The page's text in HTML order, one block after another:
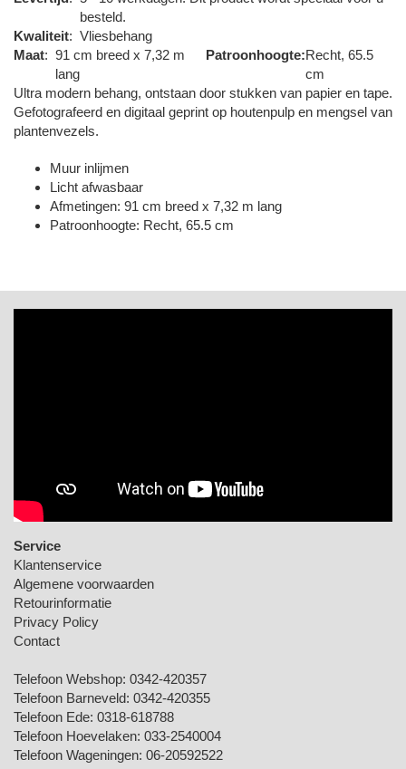
besteld.
Kwaliteit: Vliesbehang
Maat: 91 cm breed x 7,32 m
lang
Patroonhoogte:Recht, 65.5
cm
Ultra modern behang, ontstaan door stukken van papier en tape.
Gefotografeerd en digitaal geprint op houtenpulp en mengsel van
plantenvezels.
Muur inlijmen
Licht afwasbaar
Afmetingen: 91 cm breed x 7,32 m lang
Patroonhoogte: Recht, 65.5 cm
Service
Klantenservice
Algemene voorwaarden
Retourinformatie
Privacy Policy
Contact
Telefoon Webshop: 0342-420357
Telefoon Barneveld: 0342-420355
Telefoon Ede: 0318-618788
Telefoon Hoevelaken: 033-2540004
Telefoon Wageningen: 06-20592522